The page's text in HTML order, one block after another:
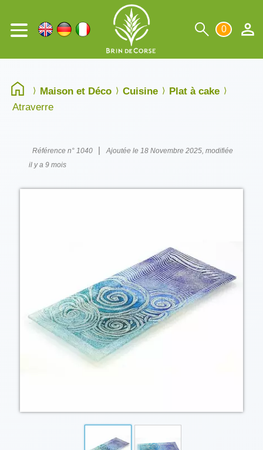
0
Maison et Déco Cuisine
Plat à cake
Atraverre
Référence n° 1040 |
Ajoutée le 18 Novembre 2025, modifiée
il y a 9 mois